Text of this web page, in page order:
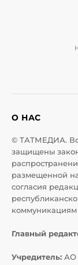
О НАС
© ТАТМЕДИА.
защищены
размещенной
согласия
коммуникациям
Главный
Учредитель: АО